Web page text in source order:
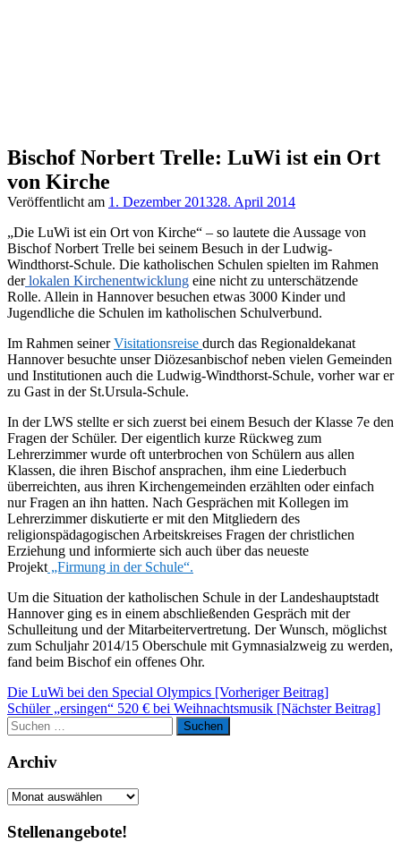
Bischof Norbert Trelle: LuWi ist ein Ort
von Kirche
Veröffentlicht am 1. Dezember 201328. April 2014
„Die LuWi ist ein Ort von Kirche“ – so lautete die Aussage von
Bischof Norbert Trelle bei seinem Besuch in der Ludwig-
Windthorst-Schule. Die katholischen Schulen spielten im Rahmen
derlokalen Kirchenentwicklung eine nicht zu unterschätzende
Rolle. Allein in Hannover besuchen etwas 3000 Kinder und
Jugendliche die Schulen im katholischen Schulverbund.
Im Rahmen seinerVisitationsreise durch das Regionaldekanat
Hannover besuchte unser Diözesanbischof neben vielen Gemeinden
und Institutionen auch die Ludwig-Windthorst-Schule, vorher war er
zu Gast in der St.Ursula-Schule.
In der LWS stellte er sich zuerst bei einem Besuch der Klasse 7e den
Fragen der Schüler. Der eigentlich kurze Rückweg zum
Lehrerzimmer wurde oft unterbrochen von Schülern aus allen
Klassen, die ihren Bischof ansprachen, ihm eine Liederbuch
überreichten, aus ihren Kirchengemeinden erzählten oder einfach
nur Fragen an ihn hatten. Nach Gesprächen mit Kollegen im
Lehrerzimmer diskutierte er mit den Mitgliedern des
religionspädagogischen Arbeitskreises Fragen der christlichen
Erziehung und informierte sich auch über das neueste
Projekt „Firmung in der Schule“.
Um die Situation der katholischen Schule in der Landeshauptstadt
Hannover ging es in einem abschließenden Gespräch mit der
Schulleitung und der Mitarbeitervertretung. Der Wunsch, möglichst
zum Schuljahr 2014/15 Oberschule mit Gymnasialzweig zu werden,
fand beim Bischof ein offenes Ohr.
Beitragsnavigation
Die LuWi bei den Special Olympics [Vorheriger Beitrag]
Schüler „ersingen“ 520 € bei Weihnachtsmusik [Nächster Beitrag]
Suchen
nach:
Suchen
Archiv
Archiv
Stellenangebote!